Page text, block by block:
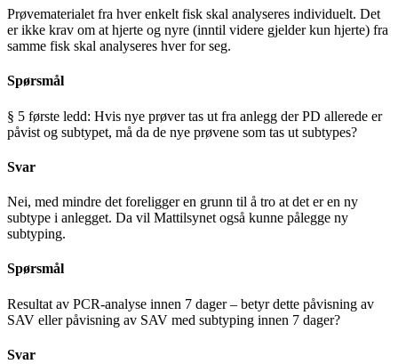
Prøvematerialet fra hver enkelt fisk skal analyseres individuelt. Det
er ikke krav om at hjerte og nyre (inntil videre gjelder kun hjerte) fra
samme fisk skal analyseres hver for seg.
Spørsmål
§ 5 første ledd: Hvis nye prøver tas ut fra anlegg der PD allerede er
påvist og subtypet, må da de nye prøvene som tas ut subtypes?
Svar
Nei, med mindre det foreligger en grunn til å tro at det er en ny
subtype i anlegget. Da vil Mattilsynet også kunne pålegge ny
subtyping.
Spørsmål
Resultat av PCR-analyse innen 7 dager – betyr dette påvisning av
SAV eller påvisning av SAV med subtyping innen 7 dager?
Svar